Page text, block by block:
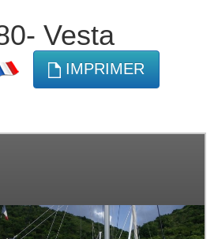
Vesta
IMPRIMER